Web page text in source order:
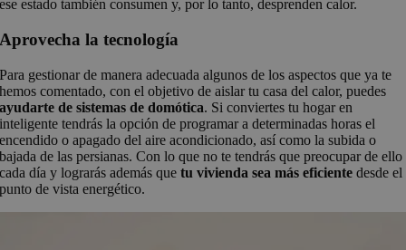
ese estado también consumen y, por lo tanto, desprenden calor.
Aprovecha la tecnología
Para gestionar de manera adecuada algunos de los aspectos que ya te
hemos comentado, con el objetivo de aislar tu casa del calor, puedes
ayudarte de sistemas de domótica. Si conviertes tu hogar en
inteligente tendrás la opción de programar a determinadas horas el
encendido o apagado del aire acondicionado, así como la subida o
bajada de las persianas. Con lo que no te tendrás que preocupar de ello
cada día y lograrás además quetu vivienda sea más eficiente desde el
punto de vista energético.